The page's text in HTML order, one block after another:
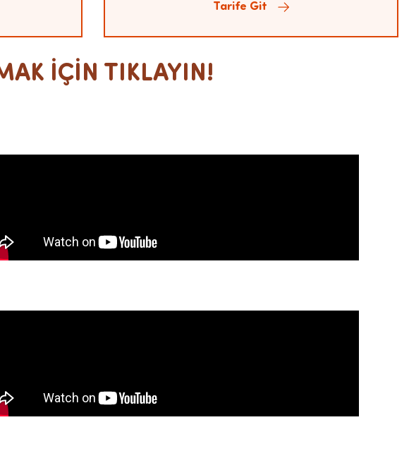
Tarife Git
İÇİN TIKLAYIN!